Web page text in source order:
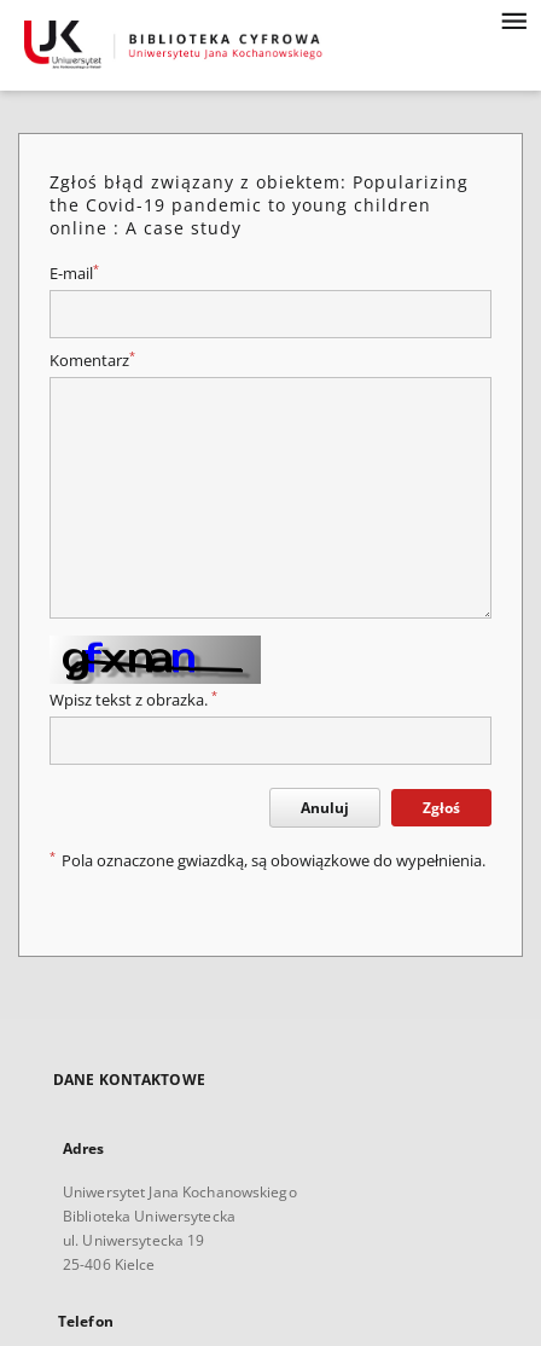
Zgłoś błąd związany z obiektem: Popularizing
the Covid-19 pandemic to young children
online : A case study
E-mail*
Komentarz*
Wpisz tekst z obrazka. *
Anuluj Zgłoś
* Pola oznaczone gwiazdką, są obowiązkowe do wypełnienia.
DANE KONTAKTOWE
Adres
Uniwersytet Jana Kochanowskiego
Biblioteka Uniwersytecka
ul. Uniwersytecka 19
25-406 Kielce
Telefon